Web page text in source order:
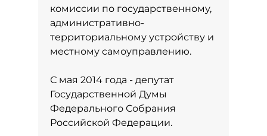
комиссии по государственному,
административно-
территориальному устройству и
местному самоуправлению.
С мая 2014 года - депутат
Государственной Думы
Федерального Собрания
Российской Федерации.